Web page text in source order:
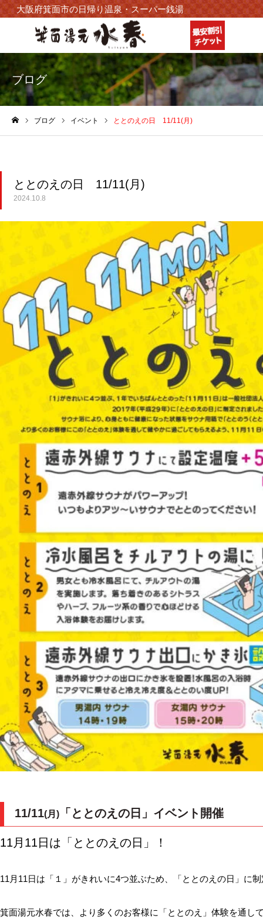
大阪府箕面市の日帰り温泉・スーパー銭湯
ブログ
ブログ イベント ととのえの日 11/11(月)
ととのえの日 11/11(月)
2024.10.8
11/11(月) 「ととのえの日」イベント開催
11月11日は「ととのえの日」！
11月11日は「１」がきれいに4つ並ぶため、「ととのえの日」に
箕面湯元水春では、より多くのお客様に「ととのえ」体験を通し